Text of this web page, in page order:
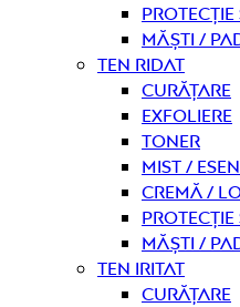
Măști /
Ten ridat
curățare
Exfoliere
Toner
Mist /
Cremă /
Măști /
Ten iritat
curățare